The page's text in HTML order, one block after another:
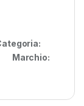
Marchio: